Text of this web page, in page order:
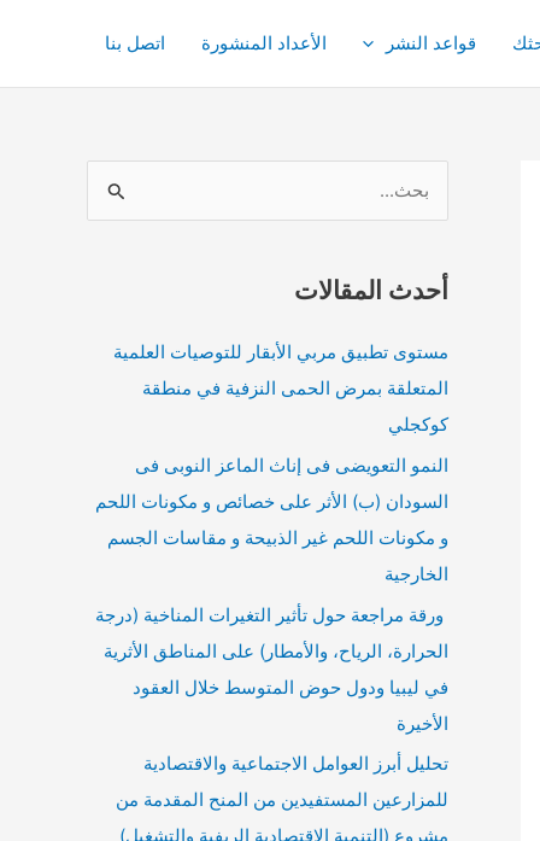
قواعد النشر الأعداد المنشورة اتصل بنا
ب
ح
ع
ن
أحدث المقالات
مستوى تطبيق مربي الأبقار للتوصيات العلمية
المتعلقة بمرض الحمى النزفية في منطقة
كوكجلي
النمو التعويضى فى إناث الماعز النوبى فى
السودان (ب) الأثر على خصائص و مكونات اللحم
و مكونات اللحم غير الذبيحة و مقاسات الجسم
الخارجية
ورقة مراجعة حول تأثير التغيرات المناخية (درجة
الحرارة، الرياح، والأمطار) على المناطق الأثرية
في ليبيا ودول حوض المتوسط خلال العقود
الأخيرة
تحليل أبرز العوامل الاجتماعية والاقتصادية
للمزارعين المستفيدين من المنح المقدمة من
مشروع (التنمية الاقتصادية الريفية والتشغيل)